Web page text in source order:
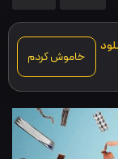
خاموش کردم